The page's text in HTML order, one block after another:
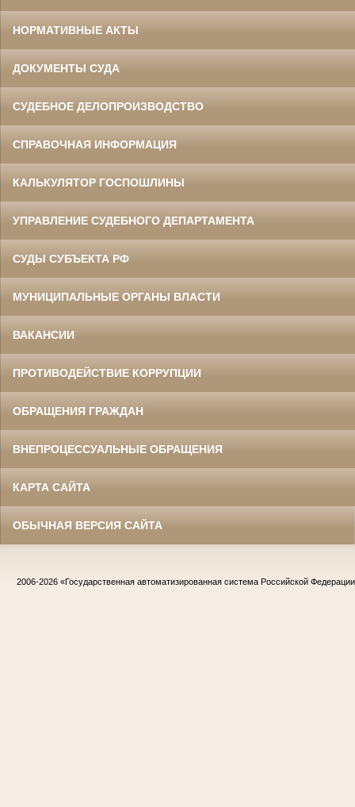
НОРМАТИВНЫЕ АКТЫ
ДОКУМЕНТЫ СУДА
СУДЕБНОЕ ДЕЛОПРОИЗВОДСТВО
СПРАВОЧНАЯ ИНФОРМАЦИЯ
КАЛЬКУЛЯТОР ГОСПОШЛИНЫ
УПРАВЛЕНИЕ СУДЕБНОГО ДЕПАРТАМЕНТА
СУДЫ СУБЪЕКТА РФ
МУНИЦИПАЛЬНЫЕ ОРГАНЫ ВЛАСТИ
ВАКАНСИИ
ПРОТИВОДЕЙСТВИЕ КОРРУПЦИИ
ОБРАЩЕНИЯ ГРАЖДАН
ВНЕПРОЦЕССУАЛЬНЫЕ ОБРАЩЕНИЯ
КАРТА САЙТА
ОБЫЧНАЯ ВЕРСИЯ САЙТА
2006-2026 «Государственная автоматизированная система Российской